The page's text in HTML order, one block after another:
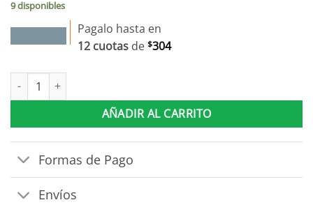
9 disponibles
Pagalo hasta en
12 cuotas de $304
Cómoda 061 cantidad
AÑADIR AL CARRITO
Formas de Pago
Envíos